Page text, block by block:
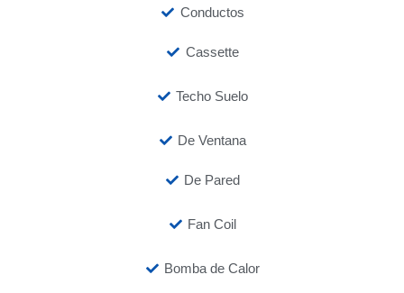
Conductos
Cassette
Techo Suelo
De Ventana
De Pared
Fan Coil
Bomba de Calor